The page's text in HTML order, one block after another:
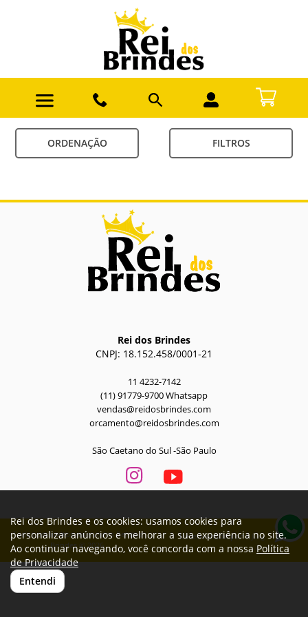
ORDENAÇÃO FILTROS
Rei dos Brindes
CNPJ: 18.152.458/0001-21
11 4232-7142
(11) 91779-9700 Whatsapp
vendas@reidosbrindes.com
orcamento@reidosbrindes.com
São Caetano do Sul -São Paulo
Todos os direitos reservados Rei dos
Brindes © 2026
Desenvolvido porA. Jung
Rei dos Brindes e os cookies: usamos cookies para
personalizar anúncios e melhorar a sua experiência no site.
Ao continuar navegando, você concorda com a nossa Política
de Privacidade
Entendi